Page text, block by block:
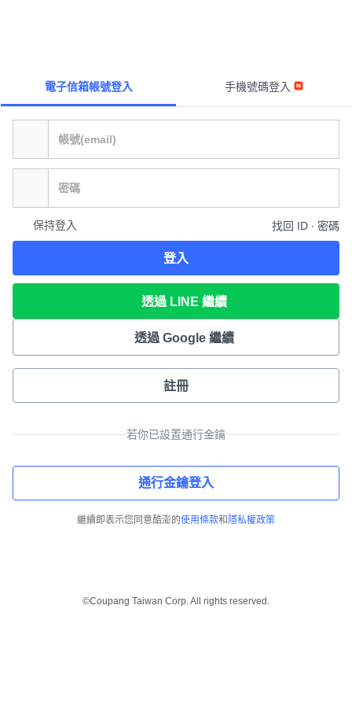
電子信箱帳號登入 手機號碼登入
保持登入 找回 ID ∙ 密碼
登入
透過 LINE 繼續
透過 Google 繼續
註冊
若你已設置通行金鑰
通行金鑰登入
繼續即表示您同意酷澎的使用條款和 隱私權政策
©Coupang Taiwan Corp. All rights reserved.